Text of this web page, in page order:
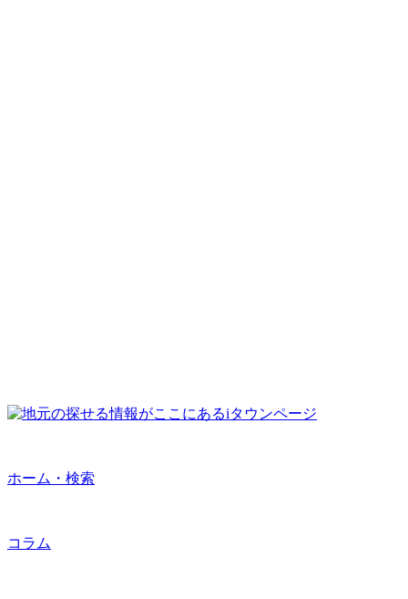
ホーム・検索
コラム